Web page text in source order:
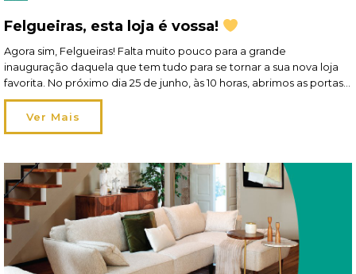
Felgueiras, esta loja é vossa!
Agora sim, Felgueiras! Falta muito pouco para a grande
inauguração daquela que tem tudo para se tornar a sua nova loja
favorita. No próximo dia 25 de junho, às 10 horas, abrimos as portas
no Parque Comercial Felgueiras. E gostávamos mesmo muito de
contar com a sua presença! Talvez entre só por curiosidade… mas
vai […]
Ver Mais